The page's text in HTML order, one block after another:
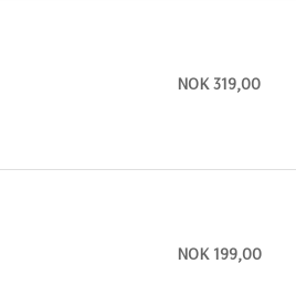
NOK 319,00
NOK 199,00